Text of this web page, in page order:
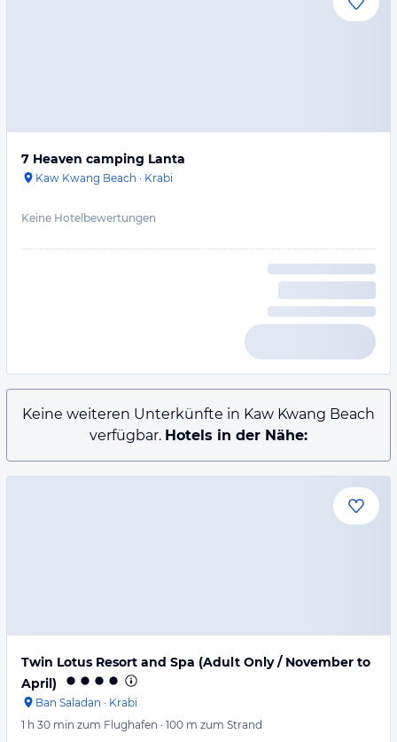
7 Heaven camping Lanta
Kaw Kwang Beach · Krabi
Keine Hotelbewertungen
Keine weiteren Unterkünfte in Kaw Kwang Beach
verfügbar. Hotels in der Nähe:
Twin Lotus Resort and Spa (Adult Only / November to
April)
Ban Saladan · Krabi
1 h 30 min zum Flughafen · 100 m zum Strand